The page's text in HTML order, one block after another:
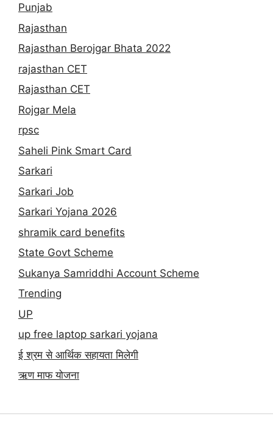
Punjab
Rajasthan
Rajasthan Berojgar Bhata 2022
rajasthan CET
Rajasthan CET
Rojgar Mela
rpsc
Saheli Pink Smart Card
Sarkari
Sarkari Job
Sarkari Yojana 2026
shramik card benefits
State Govt Scheme
Sukanya Samriddhi Account Scheme
Trending
UP
up free laptop sarkari yojana
ई श्रम से आर्थिक सहायता मिलेगी
ऋण माफ योजना